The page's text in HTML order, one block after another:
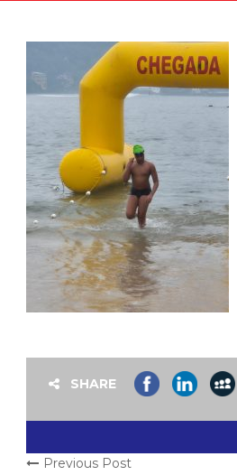
SHARE
Previous Post